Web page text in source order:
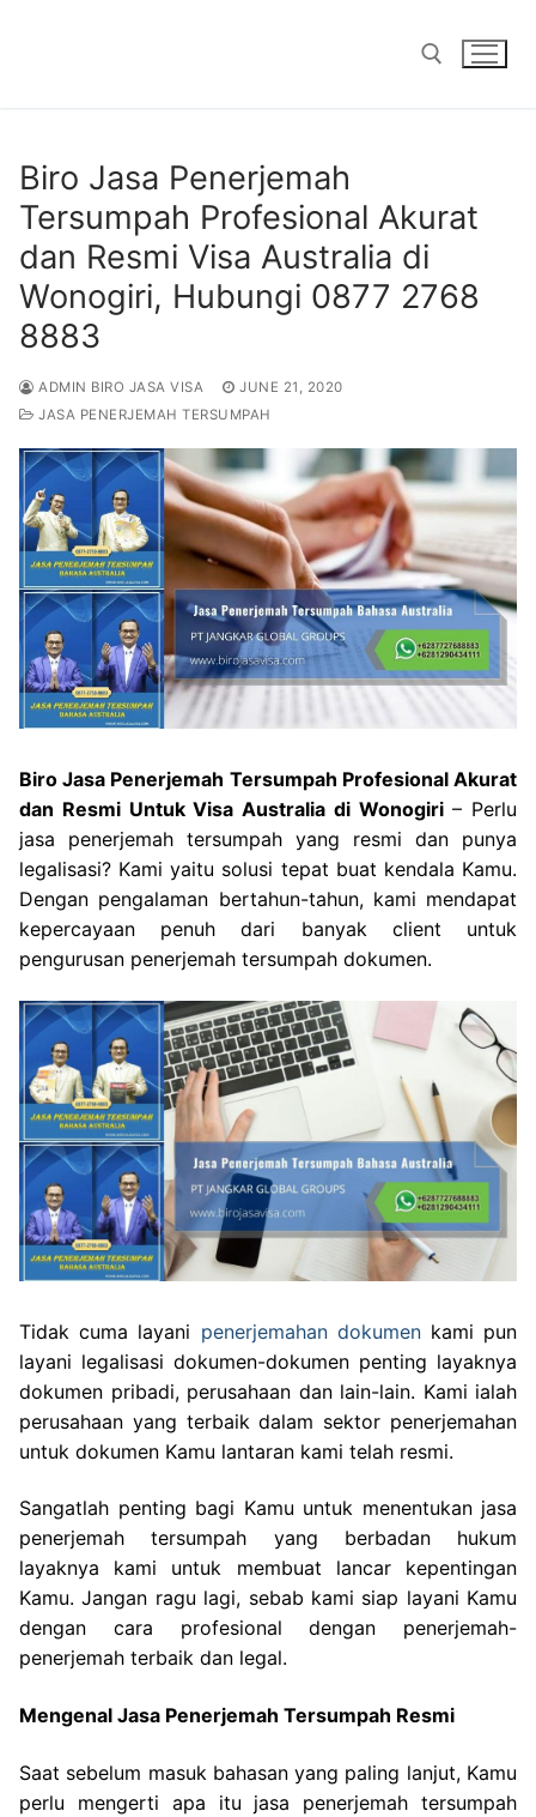
Biro Jasa Penerjemah
Tersumpah Profesional Akurat
dan Resmi Visa Australia di
Wonogiri, Hubungi 0877 2768
8883
ADMIN BIRO JASA VISA
JUNE 21, 2020
JASA PENERJEMAH TERSUMPAH
Biro Jasa Penerjemah Tersumpah Profesional Akurat
dan Resmi Untuk Visa Australia di Wonogiri– Perlu
jasa penerjemah tersumpah yang resmi dan punya
legalisasi? Kami yaitu solusi tepat buat kendala Kamu.
Dengan pengalaman bertahun-tahun, kami mendapat
kepercayaan penuh dari banyak client untuk
pengurusan penerjemah tersumpah dokumen.
Tidak cuma layani penerjemahan dokumenkami pun
layani legalisasi dokumen-dokumen penting layaknya
dokumen pribadi, perusahaan dan lain-lain. Kami ialah
perusahaan yang terbaik dalam sektor penerjemahan
untuk dokumen Kamu lantaran kami telah resmi.
Sangatlah penting bagi Kamu untuk menentukan jasa
penerjemah tersumpah yang berbadan hukum
layaknya kami untuk membuat lancar kepentingan
Kamu. Jangan ragu lagi, sebab kami siap layani Kamu
dengan cara profesional dengan penerjemah-
penerjemah terbaik dan legal.
Mengenal Jasa Penerjemah Tersumpah Resmi
Saat sebelum masuk bahasan yang paling lanjut, Kamu
perlu mengerti apa itu jasa penerjemah tersumpah